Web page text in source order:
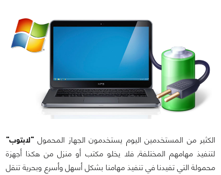
الكثير من المستخدمين اليوم يستخدمون الجهاز المحمول "لابتوب"
لتنفيذ مهامهم المختلفة, فلا يخلو مكتب أو منزل من هكذا أجهزة
محمولة التي تفيدنا في تنفيذ مهامنا بشكل أسهل وأسرع وبحرية تنقل